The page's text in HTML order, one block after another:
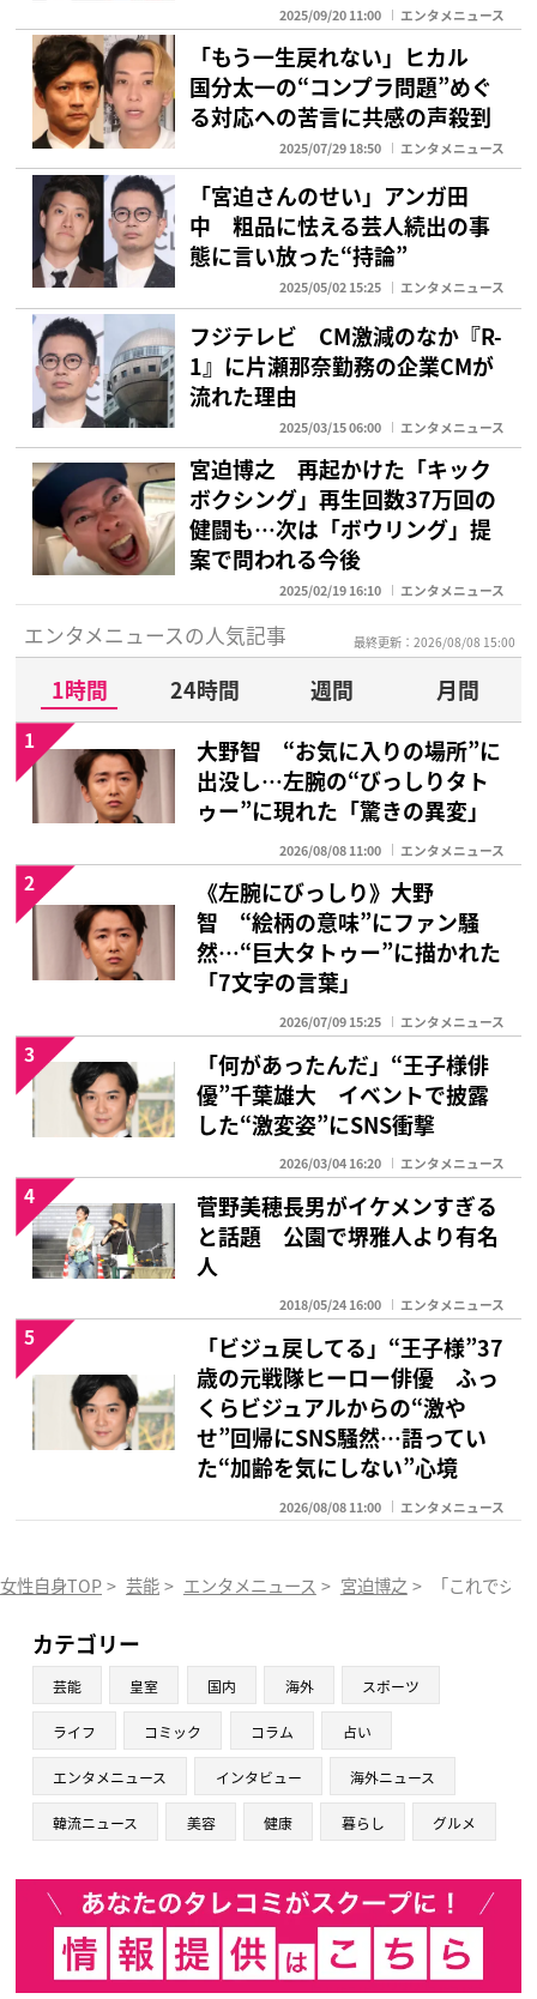
2025/09/20 11:00 エンタメニュース
「もう一生戻れない」ヒカル
国分太一の“コンプラ問題”めぐ
る対応への苦言に共感の声殺到
2025/07/29 18:50 エンタメニュース
「宮迫さんのせい」アンガ田
中 粗品に怯える芸人続出の事
態に言い放った“持論”
2025/05/02 15:25 エンタメニュース
フジテレビ CM激減のなか『R-
1』に片瀬那奈勤務の企業CMが
流れた理由
2025/03/15 06:00 エンタメニュース
宮迫博之 再起かけた「キック
ボクシング」再生回数37万回の
健闘も…次は「ボウリング」提
案で問われる今後
2025/02/19 16:10 エンタメニュース
エンタメニュースの人気記事 最終更新：2026/08/08 15:00
1時間 24時間 週間
月間
大野智 “お気に入りの場所”に
出没し…左腕の“びっしりタト
ゥー”に現れた「驚きの異変」
2026/08/08 11:00 エンタメニュース
1
《左腕にびっしり》大野
智 “絵柄の意味”にファン騒
然…“巨大タトゥー”に描かれた
「7文字の言葉」
2026/07/09 15:25 エンタメニュース
2
「何があったんだ」“王子様俳
優”千葉雄大 イベントで披露
した“激変姿”にSNS衝撃
2026/03/04 16:20 エンタメニュース
3
菅野美穂長男がイケメンすぎる
と話題 公園で堺雅人より有名
人
2018/05/24 16:00 エンタメニュース
4
「ビジュ戻してる」“王子様”37
歳の元戦隊ヒーロー俳優 ふっ
くらビジュアルからの“激や
せ”回帰にSNS騒然…語ってい
た“加齢を気にしない”心境
2026/08/08 11:00 エンタメニュース
5
女性自身TOP > 芸能 > エンタメニュース > 宮迫博之 > 「これでジ
カテゴリー
芸能 皇室 国内 海外 スポーツ
ライフ コミック コラム 占い
エンタメニュース インタビュー 海外ニュース
韓流ニュース 美容 健康 暮らし グルメ